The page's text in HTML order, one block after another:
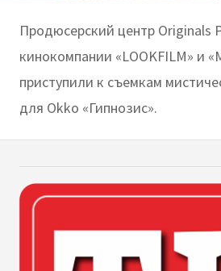
Продюсерский центр Originals
кинокомпании «LOOKFILM» и
приступили к съемкам
для Okko «Гипнозис».